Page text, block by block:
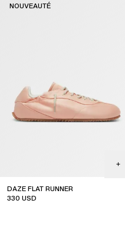
DAZE FLAT RUNNER
330 USD
NOUVEAUTÉ